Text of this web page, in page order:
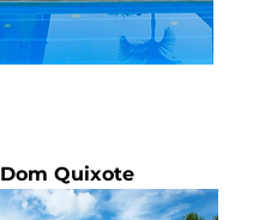
Dom Quixote